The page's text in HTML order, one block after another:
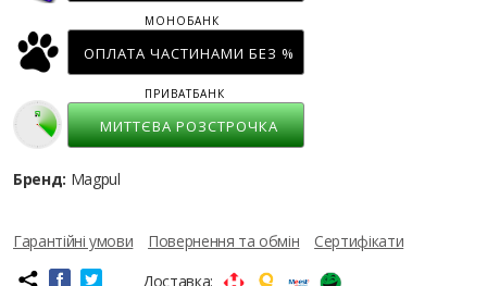
ОПЛАТА ЧАСТИНАМИ БЕЗ %
МОНОБАНК
МИТТЄВА РОЗСТРОЧКА
ПРИВАТБАНК
Бренд: Magpul
Гарантійні умови Повернення та обмін
Сертифікати
Доставка: